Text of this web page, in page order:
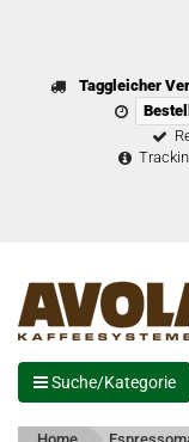
Taggleicher
Suche/Kategorie